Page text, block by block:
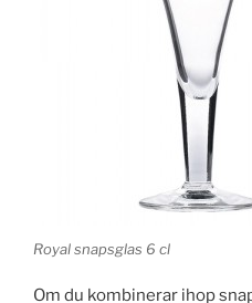
Royal snapsglas 6 cl
Om du kombinerar ihop